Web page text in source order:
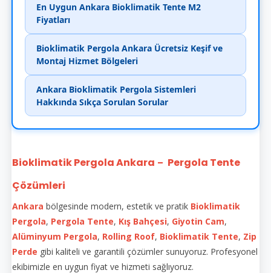
En Uygun Ankara Bioklimatik Tente M2
Fiyatları
Bioklimatik Pergola Ankara Ücretsiz Keşif ve
Montaj Hizmet Bölgeleri
Ankara Bioklimatik Pergola Sistemleri
Hakkında Sıkça Sorulan Sorular
Bioklimatik Pergola Ankara – Pergola Tente
Çözümleri
Ankara bölgesinde modern, estetik ve pratik Bioklimatik
Pergola, Pergola Tente, Kış Bahçesi, Giyotin Cam,
Alüminyum Pergola, Rolling Roof, Bioklimatik Tente, Zip
Perde gibi kaliteli ve garantili çözümler sunuyoruz. Profesyonel
ekibimizle en uygun fiyat ve hizmeti sağlıyoruz.